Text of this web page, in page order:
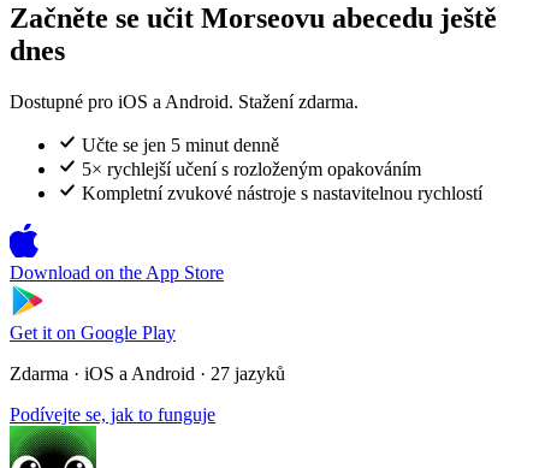
Začněte se učit Morseovu abecedu ještě
dnes
Dostupné pro iOS a Android. Stažení zdarma.
Učte se jen 5 minut denně
5× rychlejší učení s rozloženým opakováním
Kompletní zvukové nástroje s nastavitelnou rychlostí
Download on the App Store
Get it on Google Play
Zdarma · iOS a Android · 27 jazyků
Podívejte se, jak to funguje